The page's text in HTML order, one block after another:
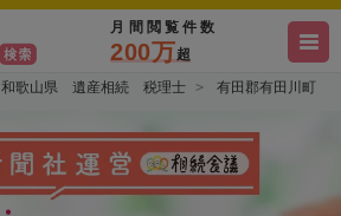
月間閲覧件数
200万超
和歌山県 遺産相続 税理士 有田郡有田川町